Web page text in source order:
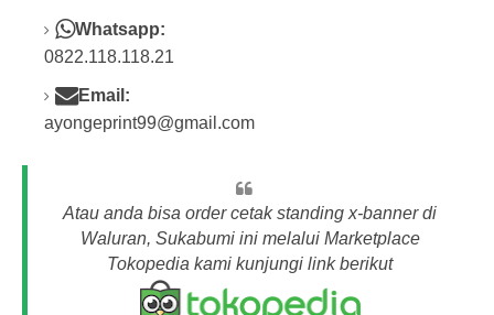
Whatsapp:
0822.118.118.21
Email:
ayongeprint99@gmail.com
Atau anda bisa order cetak standing x-banner di
Waluran, Sukabumi ini melalui Marketplace
Tokopedia kami kunjungi link berikut